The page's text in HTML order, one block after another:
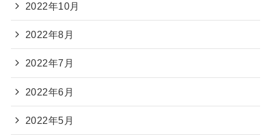
2022年10月
2022年8月
2022年7月
2022年6月
2022年5月